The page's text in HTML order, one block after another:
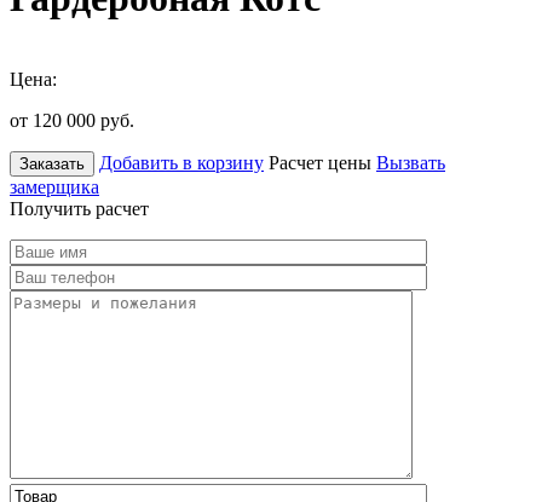
Цена:
от 120 000 руб.
Заказать Добавить в корзину Расчет цены Вызвать
замерщика
Получить расчет